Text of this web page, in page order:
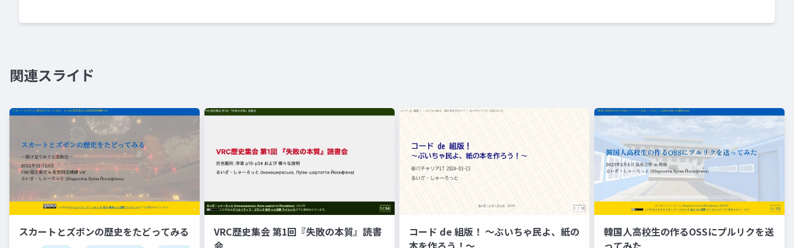
関連スライド
スカートとズボンの歴史をたどってみる
VRC歴史集会 第1回『失敗の本質』読書
コード de 組版！ 〜ぶいちゃ民よ、紙の
韓国人高校生の作るOSSにプルリクを送